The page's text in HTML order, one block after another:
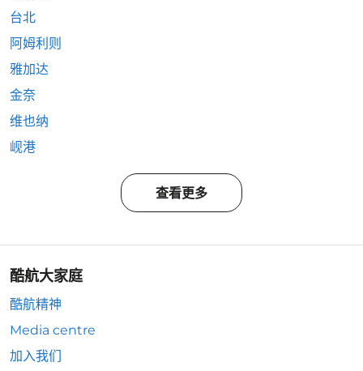
台北
阿姆利则
雅加达
金奈
维也纳
岘港
查看更多
酷航大家庭
酷航精神
Media centre
加入我们